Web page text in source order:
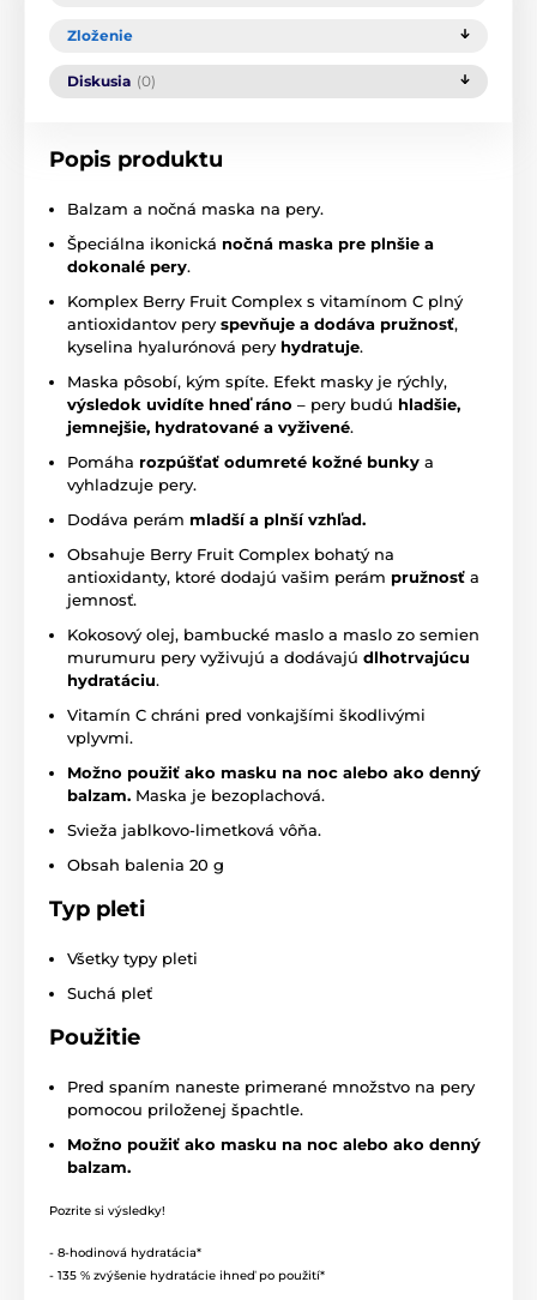
Zloženie
Diskusia (0)
Popis produktu
Balzam a nočná maska na pery.
Špeciálna ikonická nočná maska pre plnšie a
dokonalé pery.
Komplex Berry Fruit Complex s vitamínom C plný
antioxidantov pery spevňuje a dodáva pružnosť,
kyselina hyalurónová pery hydratuje.
Maska pôsobí, kým spíte. Efekt masky je rýchly,
výsledok uvidíte hneď ráno – pery budú hladšie,
jemnejšie, hydratované a vyživené.
Pomáha rozpúšťať odumreté kožné bunky a
vyhladzuje pery.
Dodáva perám mladší a plnší vzhľad.
Obsahuje Berry Fruit Complex bohatý na
antioxidanty, ktoré dodajú vašim perám pružnosť a
jemnosť.
Kokosový olej, bambucké maslo a maslo zo semien
murumuru pery vyživujú a dodávajú dlhotrvajúcu
hydratáciu.
Vitamín C chráni pred vonkajšími škodlivými
vplyvmi.
Možno použiť ako masku na noc alebo ako denný
balzam. Maska je bezoplachová.
Svieža jablkovo-limetková vôňa.
Obsah balenia 20 g
Typ pleti
Všetky typy pleti
Suchá pleť
Použitie
Pred spaním naneste primerané množstvo na pery
pomocou priloženej špachtle.
Možno použiť ako masku na noc alebo ako denný
balzam.
Pozrite si výsledky!
- 8-hodinová hydratácia*
- 135 % zvýšenie hydratácie ihneď po použití*